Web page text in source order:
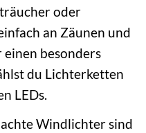
oder
an Zäunen und
einen besonders
du Lichterketten
LEDs.
Windlichter sind